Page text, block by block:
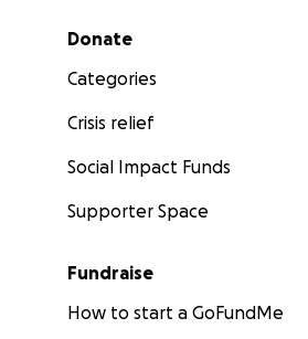
Secondary menu
Donate
Categories
Crisis relief
Social Impact Funds
Supporter Space
Fundraise
How to start a GoFundMe